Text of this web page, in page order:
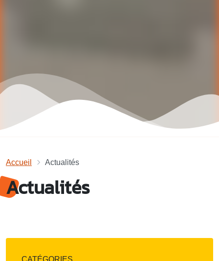
Accueil Actualités
Actualités
CATÉGORIES